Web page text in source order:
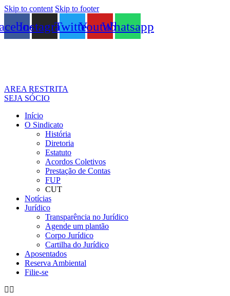
Skip to content Skip to footer
InstagramTwitterYoutubeWhatsapp
AREA RESTRITA
SEJA SÓCIO
Início
O Sindicato
História
Diretoria
Estatuto
Acordos Coletivos
Prestação de Contas
FUP
CUT
Notícias
Jurídico
Transparência no Jurídico
Agende um plantão
Corpo Jurídico
Cartilha do Jurídico
Aposentados
Reserva Ambiental
Filie-se